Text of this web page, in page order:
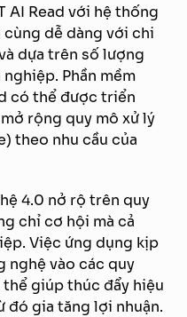
AI Read với hệ thống
dễ dàng với chi
dựa trên số lượng
Phần mềm
có thể được triển
rộng quy mô xử lý
theo nhu cầu của
4.0 nở rộ trên quy
chỉ cơ hội mà cả
Việc ứng dụng kịp
nghệ vào các quy
giúp thúc đẩy hiệu
đó gia tăng lợi nhuận.